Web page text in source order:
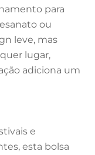
para
ou
leve, mas
lugar,
adiciona um
e
esta bolsa